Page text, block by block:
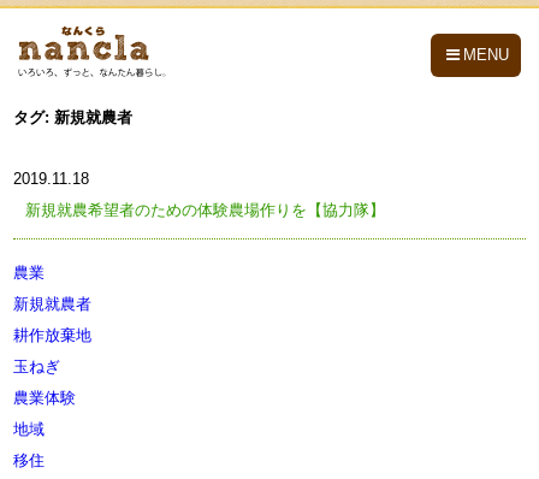
MENU
タグ:新規就農者
2019.11.18
新規就農希望者のための体験農場作りを【協力隊】
農業
新規就農者
耕作放棄地
玉ねぎ
農業体験
地域
移住